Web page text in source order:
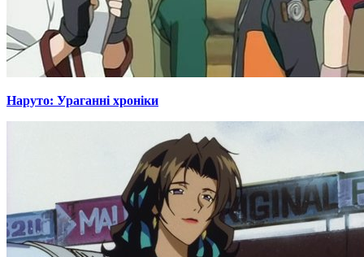
Наруто: Ураганні хроніки